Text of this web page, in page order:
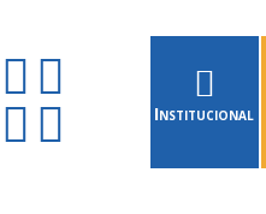
Institucional